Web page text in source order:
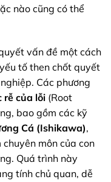
nào cũng có thể
vấn đề một cách
tố then chốt quyết
Các phương
rễ của lỗi (Root
bao gồm các kỹ
Cá (Ishikawa),
môn của con
Quá trình này
tính chủ quan, dễ